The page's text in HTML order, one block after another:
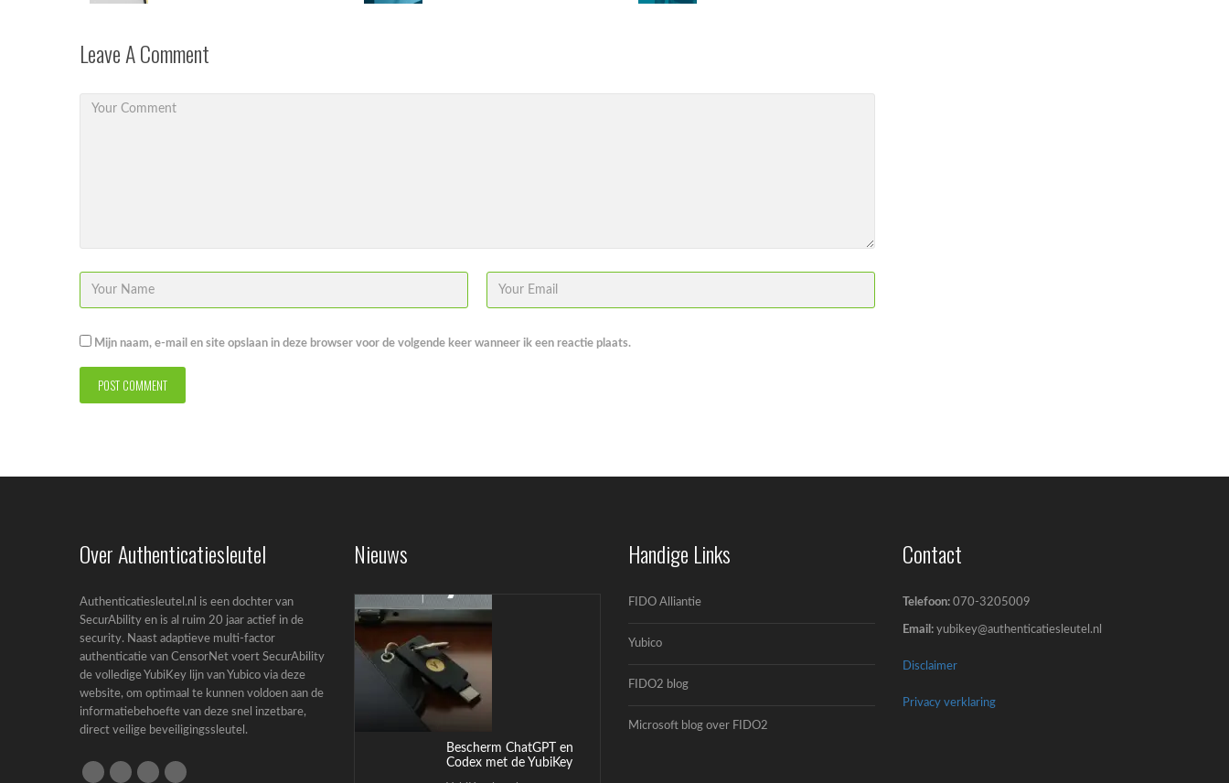
Leave A Comment
Mijn naam, e-mail en site opslaan in deze browser voor de volgende keer wanneer ik een reactie plaats.
Over Authenticatiesleutel
Authenticatiesleutel.nl is een dochter van
SecurAbility en is al ruim 20 jaar actief in de
security. Naast adaptieve multi-factor
authenticatie van CensorNet voert SecurAbility
de volledige YubiKey lijn van Yubico via deze
website, om optimaal te kunnen voldoen aan de
informatiebehoefte van deze snel inzetbare,
direct veilige beveiligingssleutel.
Nieuws
Passkeys nieuwe
Microsoft zet een grote
stap richting een...
Bescherm ChatGPT en
Codex met de YubiKey
Handige Links
FIDO Alliantie
Yubico
FIDO2 blog
Microsoft blog over FIDO2
Contact
Telefoon: 070-3205009
Email: yubikey@authenticatiesleutel.nl
Disclaimer
Privacy verklaring